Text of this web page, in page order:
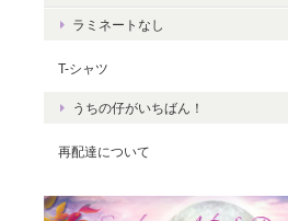
ラミネートなし
T-シャツ
うちの仔がいちばん！
再配達について